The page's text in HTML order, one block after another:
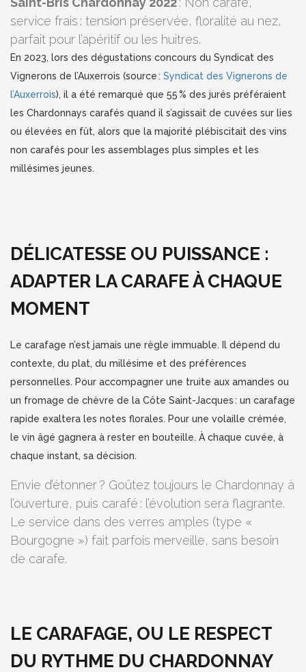
service frais : tension préservée, floralité au nez,
parfait pour l’apéritif ou les huitres.
En 2023, lors des dégustations concours du Syndicat des
Vignerons de l’Auxerrois (source : Syndicat des Vignerons de
l’Auxerrois), il a été remarqué que 55 % des jurés préféraient
les Chardonnays carafés quand il s’agissait de cuvées sur lies
ou élevées en fût, alors que la majorité plébiscitait des vins
non carafés pour les assemblages plus simples et les
millésimes jeunes.
DÉLICATESSE OU PUISSANCE :
ADAPTER LA CARAFE À CHAQUE
MOMENT
Le carafage n’est jamais une règle immuable. Il dépend du
contexte, du plat, du millésime et des préférences
personnelles. Pour accompagner une truite aux amandes ou
un fromage de chèvre de la Côte Saint-Jacques : un carafage
rapide exaltera les notes florales. Pour une volaille crémée,
le vin âgé gagnera à rester en bouteille. À chaque cuvée, à
chaque instant, sa décision.
Envie d’étonner ? Goûtez toujours le Chardonnay à
l’ouverture, puis carafé : l’évolution sera flagrante.
Le service dans des verres amples (type «
Bourgogne ») fait parfois merveille, sans besoin
de carafe.
LE CARAFAGE, OU LE RESPECT
DU RYTHME DU CHARDONNAY